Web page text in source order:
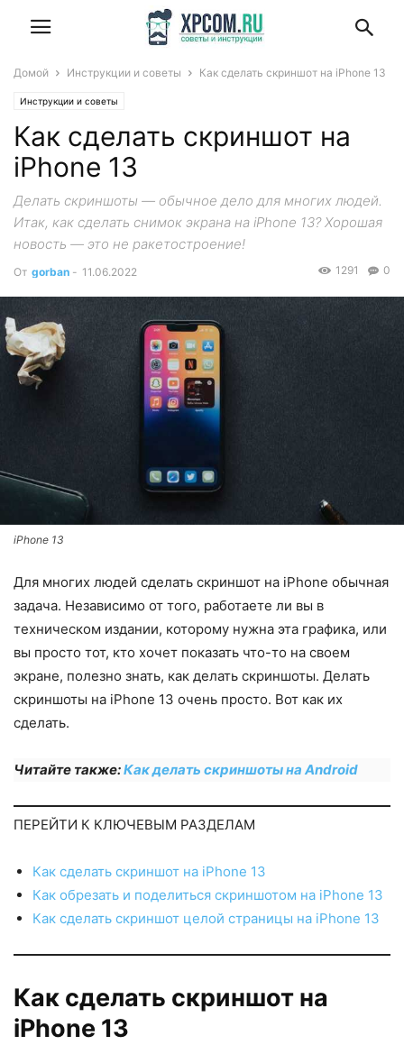
Домой Инструкции и советы Как сделать скриншот на iPhone 13
Инструкции и советы
Как сделать скриншот на
iPhone 13
Делать скриншоты — обычное дело для многих людей.
Итак, как сделать снимок экрана на iPhone 13? Хорошая
новость — это не ракетостроение!
От gorban - 11.06.2022 0
1291
iPhone 13
Для многих людей сделать скриншот на iPhone обычная
задача. Независимо от того, работаете ли вы в
техническом издании, которому нужна эта графика, или
вы просто тот, кто хочет показать что-то на своем
экране, полезно знать, как делать скриншоты. Делать
скриншоты на iPhone 13 очень просто. Вот как их
сделать.
Читайте также:Как делать скриншоты на Android
ПЕРЕЙТИ К КЛЮЧЕВЫМ РАЗДЕЛАМ
Как сделать скриншот на iPhone 13
Как обрезать и поделиться скриншотом на iPhone 13
Как сделать скриншот целой страницы на iPhone 13
Как сделать скриншот на
iPhone 13